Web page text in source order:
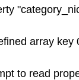
array key
to read